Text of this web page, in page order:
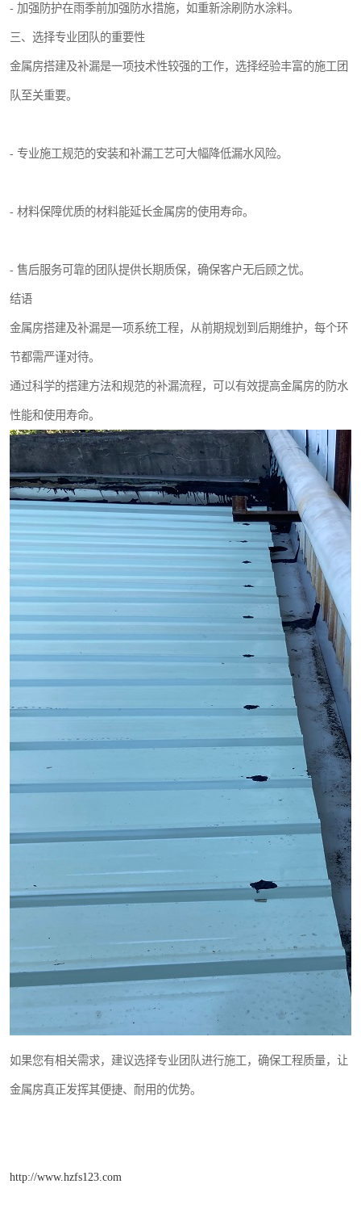
- 加强防护在雨季前加强防水措施，如重新涂刷防水涂料。
三、选择专业团队的重要性
金属房搭建及补漏是一项技术性较强的工作，选择经验丰富的施工团
队至关重要。
- 专业施工规范的安装和补漏工艺可大幅降低漏水风险。
- 材料保障优质的材料能延长金属房的使用寿命。
- 售后服务可靠的团队提供长期质保，确保客户无后顾之忧。
结语
金属房搭建及补漏是一项系统工程，从前期规划到后期维护，每个环
节都需严谨对待。
通过科学的搭建方法和规范的补漏流程，可以有效提高金属房的防水
性能和使用寿命。
如果您有相关需求，建议选择专业团队进行施工，确保工程质量，让
金属房真正发挥其便捷、耐用的优势。
http://www.hzfs123.com